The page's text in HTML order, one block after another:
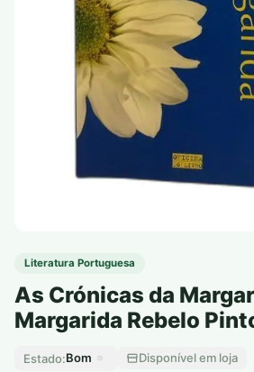
Literatura Portuguesa
As Crónicas da
Margarida Rebelo
Estado:Bom Disponível em loja